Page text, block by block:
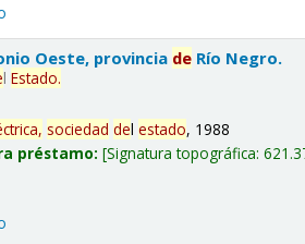
Oeste, provincia de Río Negro.
lEstado.
sociedad delestado, 1988
préstamo: Signatura topográfica: